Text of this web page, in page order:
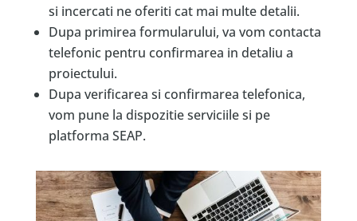
si incercati ne oferiti cat mai multe detalii.
Dupa primirea formularului, va vom contacta
telefonic pentru confirmarea in detaliu a
proiectului.
Dupa verificarea si confirmarea telefonica,
vom pune la dispozitie serviciile si pe
platforma SEAP.